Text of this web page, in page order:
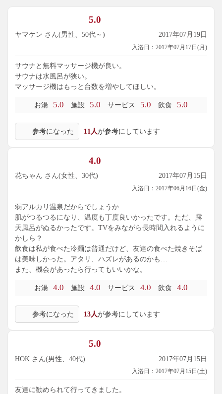
5.0
ヤマケン さん(男性、50代～) 2017年07月19日
入浴日：2017年07月17日(月)
サウナと無料マッサージ機が良い。
サウナは水風呂が狭い。
マッサージ機はもっと台数を増やしてほしい。
お湯 5.0 施設 5.0 サービス 5.0 飲食 5.0
参考になった 11人が参考にしています
4.0
花ちゃん さん(女性、30代) 2017年07月15日
入浴日：2017年06月16日(金)
弱アルカリ温泉だからでしょうか
肌がつるつるになり、温度も丁度良いかったです。ただ、露
天風呂がぬるかったです。TVをみながら長時間入れるように
かしら？
飲食は私が食べた冷麺は普通だけど、友達の食べた焼きそば
は美味しかった。アタリ、ハズレがあるのかも…
また、機会があったら行ってもいいかな。
お湯 4.0 施設 4.0 サービス 4.0 飲食 4.0
参考になった 13人が参考にしています
5.0
HOK さん(男性、40代) 2017年07月15日
入浴日：2017年07月15日(土)
友達に勧められて行ってきました。